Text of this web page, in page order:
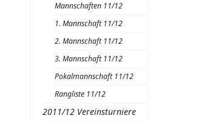
Mannschaften 11/12
1. Mannschaft 11/12
2. Mannschaft 11/12
3. Mannschaft 11/12
Pokalmannschaft 11/12
Rangliste 11/12
2011/12 Vereinsturniere